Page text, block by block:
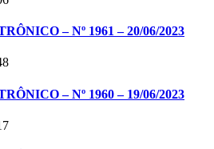
– Nº 1961 – 20/06/2023
– Nº 1960 – 19/06/2023